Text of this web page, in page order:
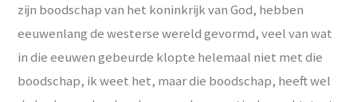
zijn boodschap van het koninkrijk van God, hebben
eeuwenlang de westerse wereld gevormd, veel van wat
in die eeuwen gebeurde klopte helemaal niet met die
boodschap, ik weet het, maar die boodschap, heeft wel